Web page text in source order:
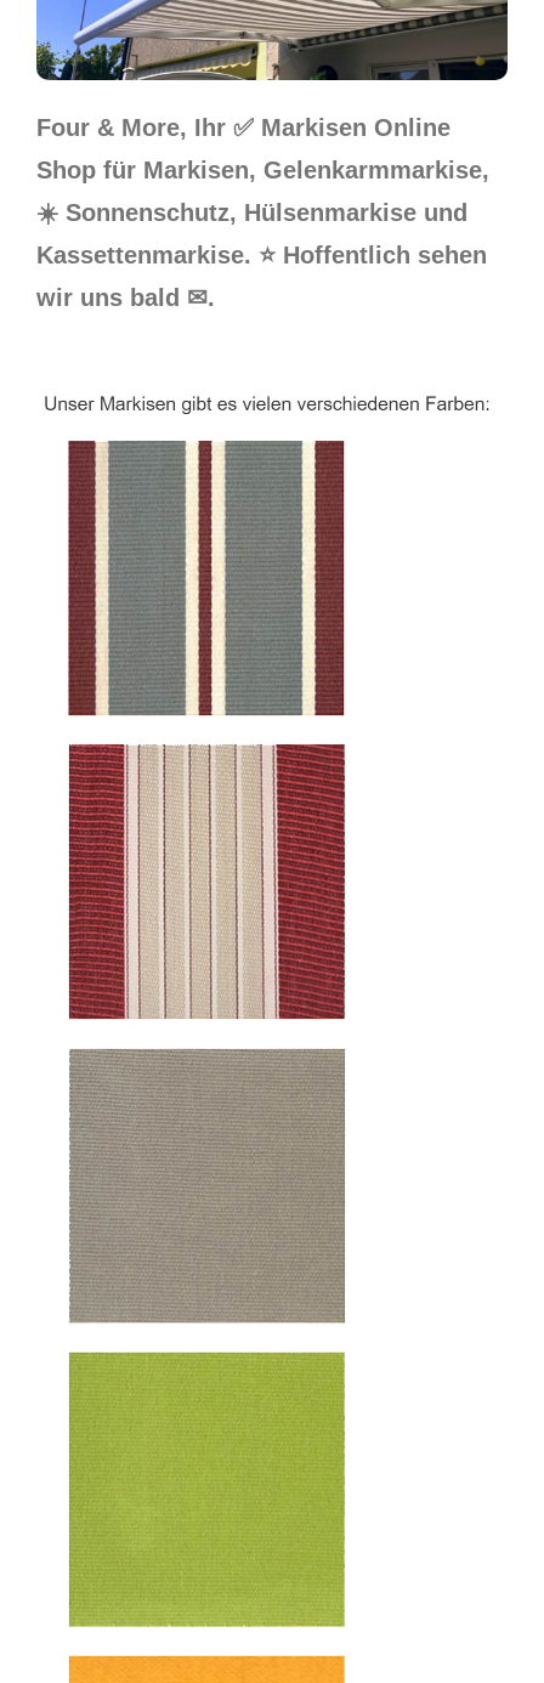
Four & More, Ihr ✅ Markisen Online
Shop für Markisen, Gelenkarmmarkise,
☀️ Sonnenschutz, Hülsenmarkise und
Kassettenmarkise. ⭐ Hoffentlich sehen
wir uns bald ✉.